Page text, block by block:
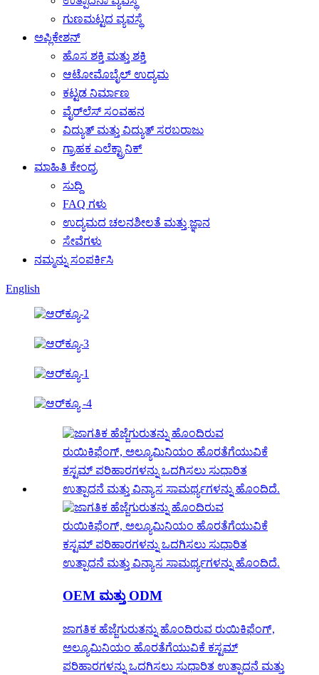
ಗುಣಮಟ್ಟದ ವ್ಯವಸ್ಥೆ
ಅಪ್ಲಿಕೇಶನ್
ಹೊಸ ಶಕ್ತಿ ಮತ್ತು ಶಕ್ತಿ
ಆಟೋಮೊಬೈಲ್ ಉದ್ಯಮ
ಕಟ್ಟಡ ನಿರ್ಮಾಣ
ವೈರ್‌ಲೆಸ್ ಸಂವಹನ
ವಿದ್ಯುತ್ ಮತ್ತು ವಿದ್ಯುತ್ ಸರಬರಾಜು
ಗ್ರಾಹಕ ಎಲೆಕ್ಟ್ರಾನಿಕ್
ಮಾಹಿತಿ ಕೇಂದ್ರ
ಸುದ್ದಿ
FAQ ಗಳು
ಉದ್ಯಮದ ಚಲನಶೀಲತೆ ಮತ್ತು ಜ್ಞಾನ
ಸೇವೆಗಳು
ನಮ್ಮನ್ನು ಸಂಪರ್ಕಿಸಿ
English
OEM ಮತ್ತು ODM
ಜಾಗತಿಕ ಹೆಜ್ಜೆಗುರುತನ್ನು ಹೊಂದಿರುವ ರುಯಿಕಿಫೆಂಗ್,
ಅಲ್ಯೂಮಿನಿಯಂ ಹೊರತೆಗೆಯುವಿಕೆ ಕಸ್ಟಮ್
ಪರಿಹಾರಗಳನ್ನು ಒದಗಿಸಲು ಸುಧಾರಿತ ಉತ್ಪಾದನೆ ಮತ್ತು